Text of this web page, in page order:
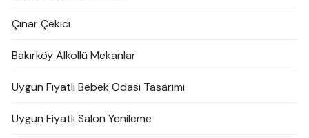
Çınar Çekici
Bakırköy Alkollü Mekanlar
Uygun Fiyatlı Bebek Odası Tasarımı
Uygun Fiyatlı Salon Yenileme